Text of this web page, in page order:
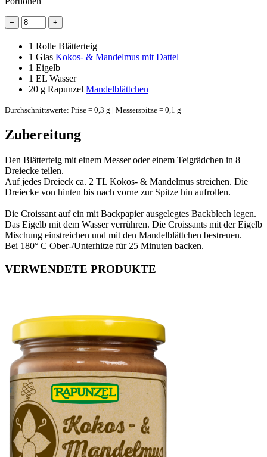
− +
1 Rolle Blätterteig
1 Glas Kokos- & Mandelmus mit Dattel
1 Eigelb
1 EL Wasser
20 g Rapunzel Mandelblättchen
Durchschnittswerte: Prise = 0,3 g | Messerspitze = 0,1 g
Zubereitung
Den Blätterteig mit einem Messer oder einem Teigrädchen in 8
Dreiecke teilen.
Auf jedes Dreieck ca. 2 TL Kokos- & Mandelmus streichen. Die
Dreiecke von hinten bis nach vorne zur Spitze hin aufrollen.
Die Croissant auf ein mit Backpapier ausgelegtes Backblech legen.
Das Eigelb mit dem Wasser verrühren. Die Croissants mit der Eigelb
Mischung einstreichen und mit den Mandelblättchen bestreuen.
Bei 180° C Ober-/Unterhitze für 25 Minuten backen.
VERWENDETE PRODUKTE